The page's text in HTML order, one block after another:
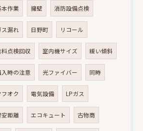
本作業 擁壁 消防設備点検
ス漏れ 日野町 リコール
料点検回収 室内機サイズ 緩い傾斜
入時の注意 光ファイバー 同時
フオク 電気設備 LPガス
安距離 エコキュート 古物商